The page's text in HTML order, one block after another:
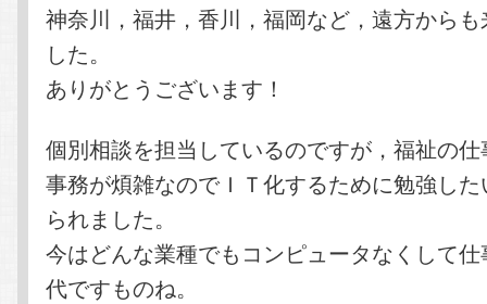
神奈川，福井，香川，福岡など，遠方から
した。
ありがとうございます！
個別相談を担当しているのですが，福祉の
事務が煩雑なのでＩＴ化するために勉強し
られました。
今はどんな業種でもコンピュータなくして
代ですものね。